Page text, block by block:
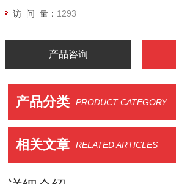
访 问 量： 1293
产品咨询
产品分类 PRODUCT CATEGORY
相关文章 RELATED ARTICLES